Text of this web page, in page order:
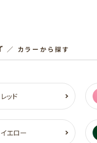
／ カラーから探す
レッド
イエロー